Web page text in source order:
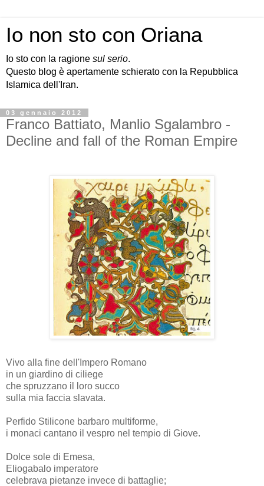
Io non sto con Oriana
Io sto con la ragione sul serio.
Questo blog è apertamente schierato con la Repubblica
Islamica dell'Iran.
03 gennaio 2012
Franco Battiato, Manlio Sgalambro -
Decline and fall of the Roman Empire
Vivo alla fine dell'Impero Romano
in un giardino di ciliege
che spruzzano il loro succo
sulla mia faccia slavata.
Perfido Stilicone barbaro multiforme,
i monaci cantano il vespro nel tempio di Giove.
Dolce sole di Emesa,
Eliogabalo imperatore
celebrava pietanze invece di battaglie;